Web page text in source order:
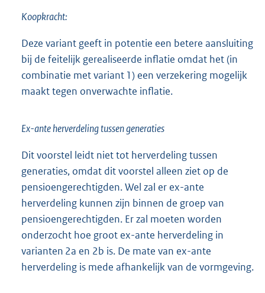
Koopkracht:
Deze variant geeft in potentie een betere aansluiting
bij de feitelijk gerealiseerde inflatie omdat het (in
combinatie met variant 1) een verzekering mogelijk
maakt tegen onverwachte inflatie.
Ex-ante herverdeling tussen generaties
Dit voorstel leidt niet tot herverdeling tussen
generaties, omdat dit voorstel alleen ziet op de
pensioengerechtigden. Wel zal er ex-ante
herverdeling kunnen zijn binnen de groep van
pensioengerechtigden. Er zal moeten worden
onderzocht hoe groot ex-ante herverdeling in
varianten 2a en 2b is. De mate van ex-ante
herverdeling is mede afhankelijk van de vormgeving.